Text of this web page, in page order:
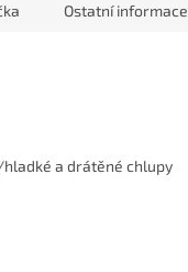
Ostatní informace
a drátěné chlupy